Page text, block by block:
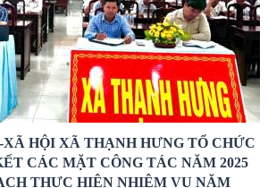
XÃ HỘI XÃ THẠNH HƯNG TỔ CHỨC
CÁC MẶT CÔNG TÁC NĂM 2025
THỰC HIỆN NHIỆM VỤ NĂM